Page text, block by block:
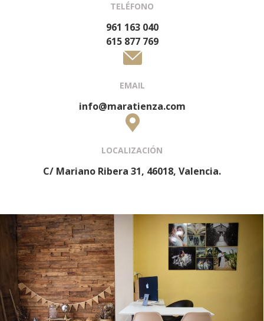
TELÉFONO
961 163 040
615 877 769
EMAIL
info@maratienza.com
LOCALIZACIÓN
C/ Mariano Ribera 31, 46018, Valencia.